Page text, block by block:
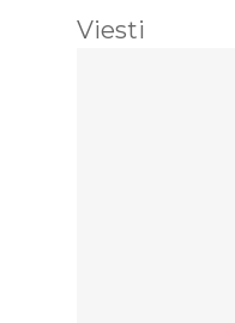
Viesti